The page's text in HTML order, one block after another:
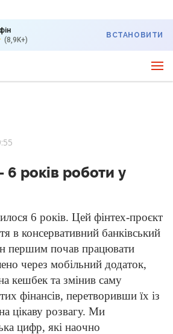
(8,9K+)
ВСТАНОВИТИ
років роботи у
6 років. Цей фінтех-проєкт
в консервативний банківський
першим почав працювати
через мобільний додаток,
кешбек та змінив саму
фінансів, перетворивши їх із
цікаву розвагу. Ми
цифр, які наочно